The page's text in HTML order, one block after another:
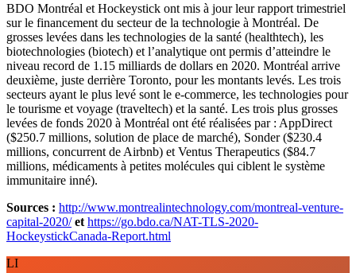
BDO Montréal et Hockeystick ont mis à jour leur rapport trimestriel
sur le financement du secteur de la technologie à Montréal. De
grosses levées dans les technologies de la santé (healthtech), les
biotechnologies (biotech) et l’analytique ont permis d’atteindre le
niveau record de 1.15 milliards de dollars en 2020. Montréal arrive
deuxième, juste derrière Toronto, pour les montants levés. Les trois
secteurs ayant le plus levé sont le e-commerce, les technologies pour
le tourisme et voyage (traveltech) et la santé. Les trois plus grosses
levées de fonds 2020 à Montréal ont été réalisées par : AppDirect
($250.7 millions, solution de place de marché), Sonder ($230.4
millions, concurrent de Airbnb) et Ventus Therapeutics ($84.7
millions, médicaments à petites molécules qui ciblent le système
immunitaire inné).
Sources : http://www.montrealintechnology.com/montreal-venture-
capital-2020/ et https://go.bdo.ca/NAT-TLS-2020-
HockeystickCanada-Report.html
LI